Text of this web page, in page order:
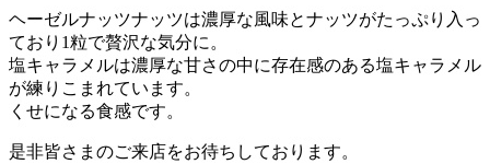
ヘーゼルナッツナッツは濃厚な風味とナッツがたっぷり入っ
ており1粒で贅沢な気分に。
塩キャラメルは濃厚な甘さの中に存在感のある塩キャラメル
が練りこまれています。
くせになる食感です。
是非皆さまのご来店をお待ちしております。